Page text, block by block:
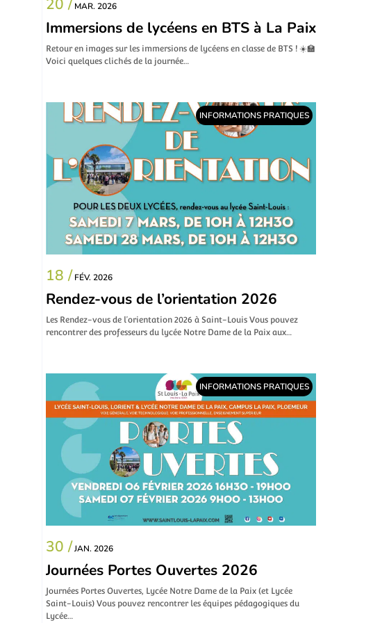
MAR. 2026
Immersions de lycéens en BTS à La Paix
Retour en images sur les immersions de lycéens en classe de BTS ! ☀️🏫
Voici quelques clichés de la journée…
INFORMATIONS PRATIQUES
18 / FÉV. 2026
Rendez-vous de l’orientation 2026
Les Rendez-vous de l’orientation 2026 à Saint-Louis Vous pouvez
rencontrer des professeurs du lycée Notre Dame de la Paix aux…
INFORMATIONS PRATIQUES
30 /JAN. 2026
Journées Portes Ouvertes 2026
Journées Portes Ouvertes, Lycée Notre Dame de la Paix (et Lycée
Saint-Louis) Vous pouvez rencontrer les équipes pédagogiques du
Lycée…